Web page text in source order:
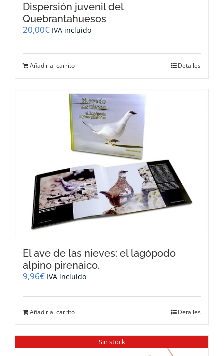
Dispersión juvenil del
Quebrantahuesos
20,00€ IVA incluido
Añadir al carrito Detalles
El ave de las nieves: el lagópodo
alpino pirenaico.
9,96€ IVA incluido
Añadir al carrito Detalles
Sin stock